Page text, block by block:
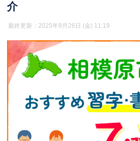
介
最終更新：2025年9月26日 (金) 11:19